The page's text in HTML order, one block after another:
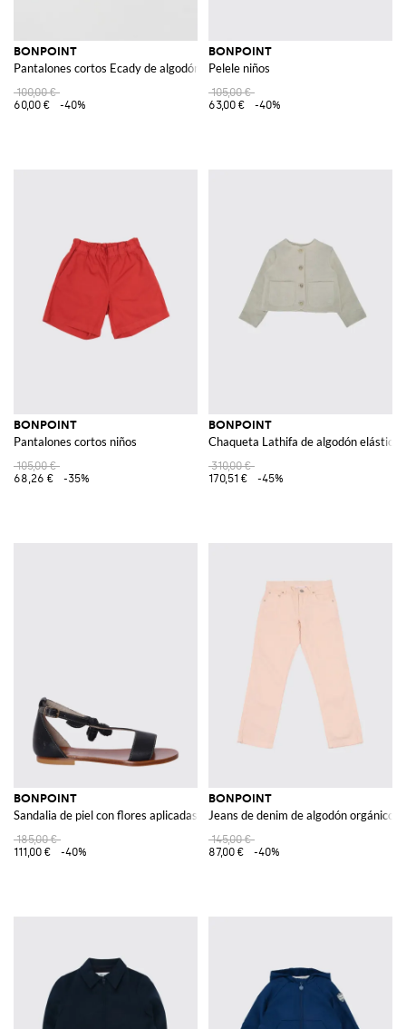
BONPOINT
Pantalones cortos Ecady de algodón
100,00 €
60,00 €
-40%
BONPOINT
Pelele niños
105,00 €
63,00 €
-40%
BONPOINT
Pantalones cortos niños
105,00 €
68,26 €
-35%
BONPOINT
Chaqueta Lathifa de algodón elástico
310,00 €
170,51 €
-45%
BONPOINT
Sandalia de piel con flores aplicadas
185,00 €
111,00 €
-40%
BONPOINT
Jeans de denim de algodón orgánico
145,00 €
87,00 €
-40%